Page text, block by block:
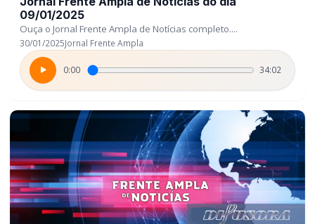
09/01/2025
Ouça o Jornal Frente Ampla de Notícias completo....
30/01/2025Jornal Frente Ampla
0:00 34:02